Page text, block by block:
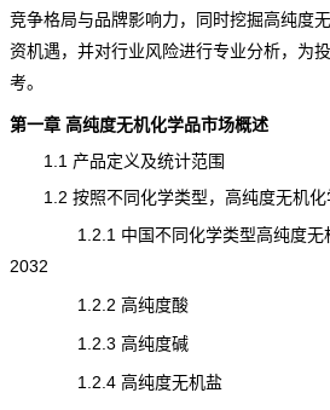
竞争格局与品牌影响力，同时挖掘高纯度
资机遇，并对行业风险进行专业分析，为
考。
第一章 高纯度无机化学品市场概述
1.1 产品定义及统计范围
1.2 按照不同化学类型，高纯度无机化
1.2.1 中国不同化学类型高纯度无机
2032
1.2.2 高纯度酸
1.2.3 高纯度碱
1.2.4 高纯度无机盐